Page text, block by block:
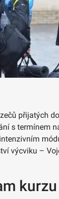
přijatých
s termínem
výcviku –
kurzu